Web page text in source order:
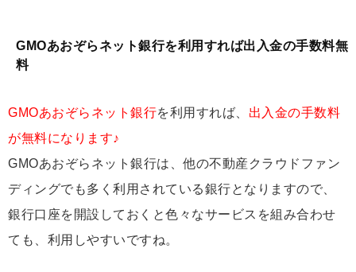
GMOあおぞらネット銀行を利用すれば出入金の手数料無
料
GMOあおぞらネット銀行を利用すれば、 出入金の手数料
が無料になります♪
GMOあおぞらネット銀行は、他の不動産クラウドファン
ディングでも多く利用されている銀行となりますので、
銀行口座を開設しておくと色々なサービスを組み合わせ
ても、利用しやすいですね。